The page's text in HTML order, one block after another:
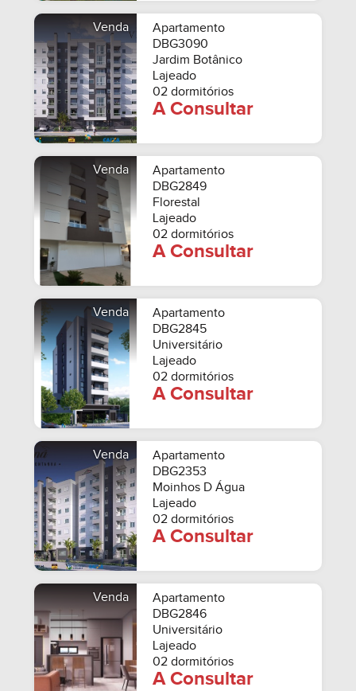
Venda
Apartamento
DBG3090
Jardim Botânico
Lajeado
02 dormitórios
A Consultar
Venda
Apartamento
DBG2849
Florestal
Lajeado
02 dormitórios
A Consultar
Venda
Apartamento
DBG2845
Universitário
Lajeado
02 dormitórios
A Consultar
Venda
Apartamento
DBG2353
Moinhos D Água
Lajeado
02 dormitórios
A Consultar
Venda
Apartamento
DBG2846
Universitário
Lajeado
02 dormitórios
A Consultar